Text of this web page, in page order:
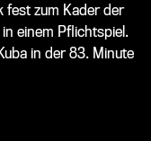
fest zum Kader der
einem Pflichtspiel.
in der 83. Minute